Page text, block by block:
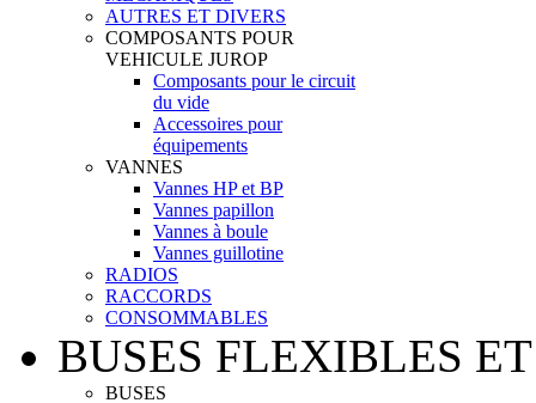
AUTRES ET DIVERS
COMPOSANTS POUR
VEHICULE JUROP
Composants pour le circuit
du vide
Accessoires pour
équipements
VANNES
Vannes HP et BP
Vannes papillon
Vannes à boule
Vannes guillotine
RADIOS
RACCORDS
CONSOMMABLES
BUSES FLEXIBLES
BUSES